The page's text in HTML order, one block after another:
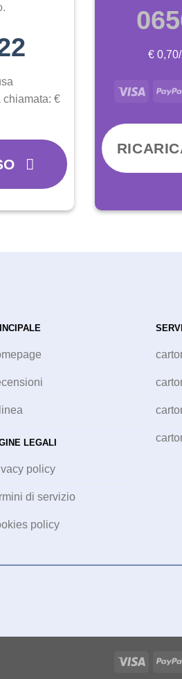
chiamata: €
€
LEGALI
policy
di servizio
policy